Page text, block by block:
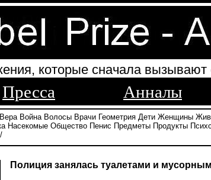
которые сначала вызывают
Пресса Анналы
Вера Война Волосы Врачи Геометрия Дети Женщины
Насекомые Общество Пенис Предметы Продукты
Полиция занялась туалетами и